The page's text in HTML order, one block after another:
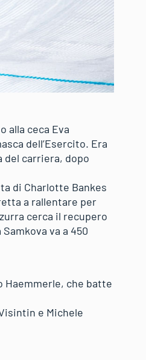
alla ceca Eva
dell’Esercito. Era
del carriera, dopo
di Charlotte Bankes
a rallentare per
cerca il recupero
va a 450
Haemmerle, che batte
e Michele